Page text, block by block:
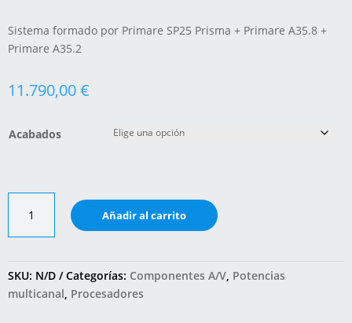
Sistema formado por Primare SP25 Prisma + Primare A35.8 +
Primare A35.2
11.790,00€
Acabados
Prisma
+
+
A35.2
Añadir al carrito
SKU: N/D Categorías: Componentes A/V, Potencias
multicanal, Procesadores